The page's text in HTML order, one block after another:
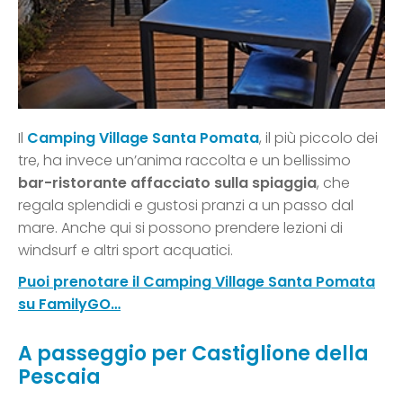
Il Camping Village Santa Pomata, il più piccolo dei
tre, ha invece un’anima raccolta e un bellissimo
bar-ristorante affacciato sulla spiaggia, che
regala splendidi e gustosi pranzi a un passo dal
mare. Anche qui si possono prendere lezioni di
windsurf e altri sport acquatici.
Puoi prenotare il Camping Village Santa Pomata
su FamilyGO…
A passeggio per Castiglione della
Pescaia